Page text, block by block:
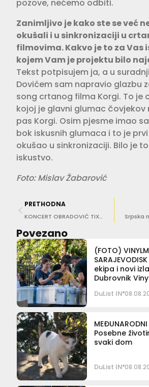
pozove, nećemo odbiti.
Zanimljivo je kako ste se već
okušali i u sinkronizaciji u
filmovima. Kakvo je to za Vas
kojem Vam je projektu bilo
Tekst potpisujem ja, a u
Dovićem sam napravio glazbu
song crtanog filma Korgi. To je
kojoj je glavni glumac
pas Korgi. Osim pjesme imao
bok iskusnih glumaca i to je
okušao u sinkronizaciji. Bilo je
iskustvo.
Foto: Mislav Žabarović
PRETHODNA
KONCERT OBRADOVIĆ TIXIER JAZZ DUA U Lazaretima poslušajte intrigantnu kombinaciju klavira i udaraljki
Povezano
(FOTO)
ekipa i novi
Dubrovnik
DuList IN
Posebne
svaki dom
DuList IN